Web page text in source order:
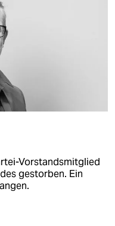
Vorstandsmitglied
gestorben. Ein